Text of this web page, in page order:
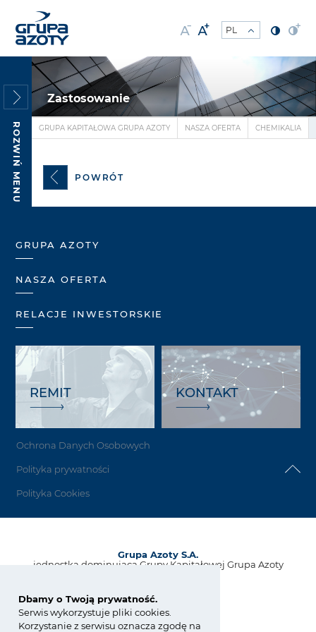
Dbamy o Twoją prywatność.
Serwis wykorzystuje pliki cookies.
Korzystanie z serwisu oznacza zgodę na
ROZWIŃ MENU
Zastosowanie
GRUPA KAPITAŁOWA GRUPA AZOTY NASZA OFERTA CHEMIKALIA
POWRÓT
GRUPA AZOTY
NASZA OFERTA
RELACJE INWESTORSKIE
REMIT KONTAKT
Ochrona Danych Osobowych
Polityka prywatności
Polityka Cookies
Grupa Azoty S.A.
jednostka dominująca Grupy Kapitałowej Grupa Azoty
33-101 Tarnów, Polska
tel.:+48 14 637 37 37